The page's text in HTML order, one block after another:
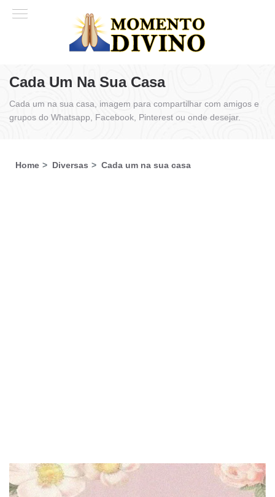
Cada Um Na Sua Casa
Cada um na sua casa, imagem para compartilhar com amigos e
grupos do Whatsapp, Facebook, Pinterest ou onde desejar.
Home Diversas Cada um na sua casa